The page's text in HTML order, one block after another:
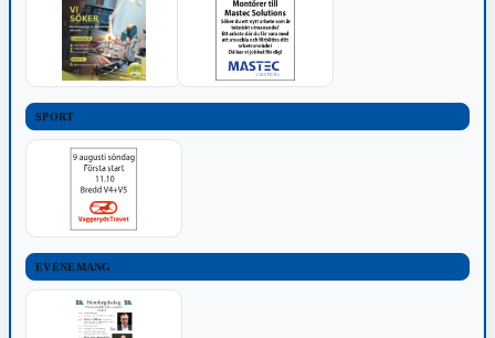
SPORT
EVENEMANG